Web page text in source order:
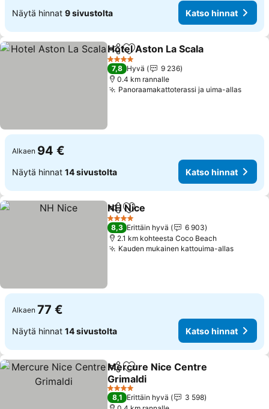
Näytä hinnat 9 sivustolta Katso hinnat
Jaa Lisää suosikkeihin
Hotel Aston La Scala
4 Tähtiluokitus
7,8 Hyvä
9 236
0.4 km rannalle
Panoraamakattoterassi ja uima-allas
Alkaen 94 €
Näytä hinnat 14 sivustolta Katso hinnat
Jaa Lisää suosikkeihin
NH Nice
4 Tähtiluokitus
8,3 Erittäin hyvä
6 903
2.1 km kohteesta Coco Beach
Kauden mukainen kattouima-allas
Alkaen 77 €
Näytä hinnat 14 sivustolta Katso hinnat
Jaa Lisää suosikkeihin
Mercure Nice Centre
Grimaldi
4 Tähtiluokitus
8,1 Erittäin hyvä
3 598